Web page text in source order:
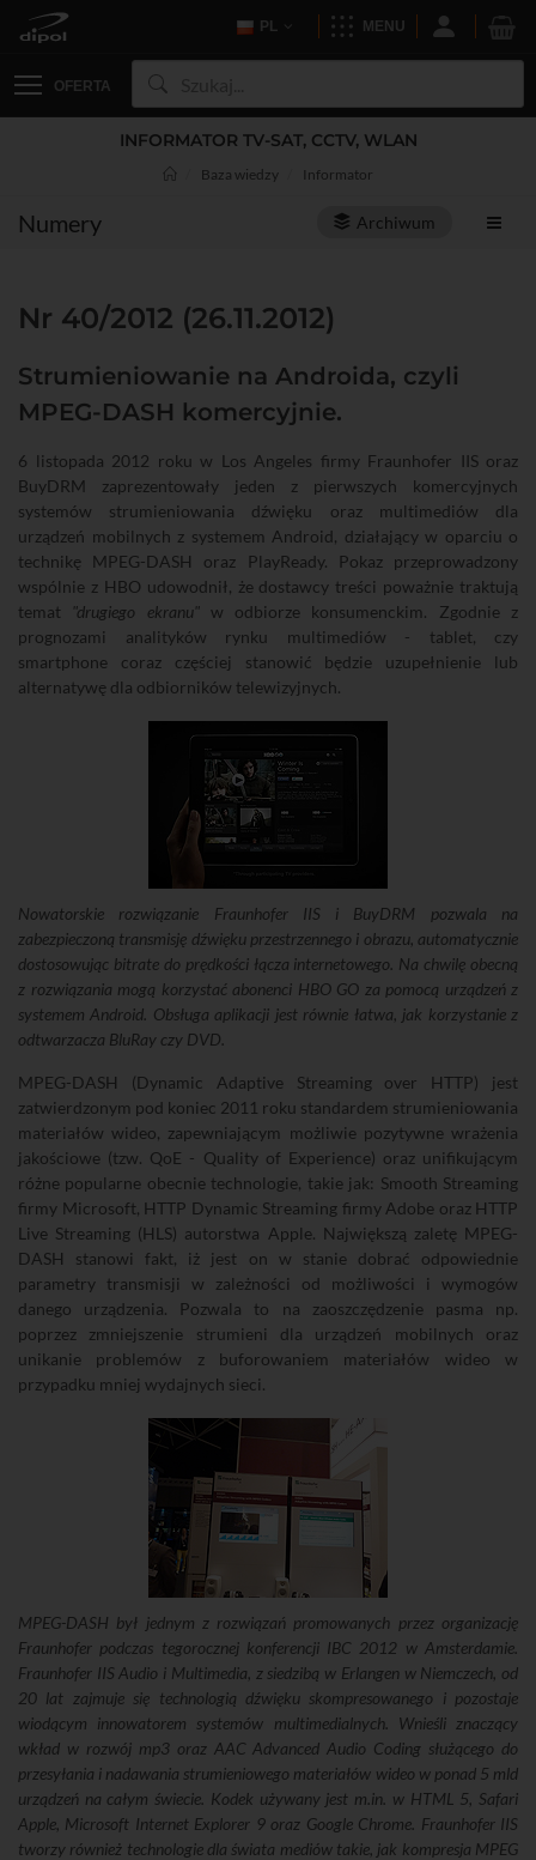
PL MENU
OFERTA
INFORMATOR TV-SAT, CCTV, WLAN
Baza wiedzy Informator
Numery Archiwum
Nr 40/2012 (26.11.2012)
Strumieniowanie na Androida, czyli
MPEG-DASH komercyjnie.
6 listopada 2012 roku w Los Angeles firmy Fraunhofer IIS oraz
BuyDRM zaprezentowały jeden z pierwszych komercyjnych
systemów strumieniowania dźwięku oraz multimediów dla
urządzeń mobilnych z systemem Android, działający w oparciu o
technikę MPEG-DASH oraz PlayReady. Pokaz przeprowadzony
wspólnie z HBO udowodnił, że dostawcy treści poważnie traktują
temat
"drugiego ekranu"w odbiorze konsumenckim. Zgodnie z
prognozami analityków rynku multimediów - tablet, czy
smartphone coraz częściej stanowić będzie uzupełnienie lub
alternatywę dla odbiorników telewizyjnych.
Nowatorskie rozwiązanie Fraunhofer IIS i BuyDRM pozwala na
zabezpieczoną transmisję dźwięku przestrzennego i obrazu, automatycznie
dostosowując bitrate do prędkości łącza internetowego. Na chwilę obecną
z rozwiązania mogą korzystać abonenci HBO GO za pomocą urządzeń z
systemem Android. Obsługa aplikacji jest równie łatwa, jak korzystanie z
odtwarzacza BluRay czy DVD.
MPEG-DASH (Dynamic Adaptive Streaming over HTTP) jest
zatwierdzonym pod koniec 2011 roku standardem strumieniowania
materiałów wideo, zapewniającym możliwie pozytywne wrażenia
jakościowe (tzw. QoE - Quality of Experience) oraz unifikującym
różne popularne obecnie technologie, takie jak: Smooth Streaming
firmy Microsoft, HTTP Dynamic Streaming firmy Adobe oraz HTTP
Live Streaming (HLS) autorstwa Apple. Największą zaletę MPEG-
DASH stanowi fakt, iż jest on w stanie dobrać odpowiednie
parametry transmisji w zależności od możliwości i wymogów
danego urządzenia. Pozwala to na zaoszczędzenie pasma np.
poprzez zmniejszenie strumieni dla urządzeń mobilnych oraz
unikanie problemów z buforowaniem materiałów wideo w
przypadku mniej wydajnych sieci.
MPEG-DASH był jednym z rozwiązań promowanych przez organizację
Fraunhofer podczas tegorocznej konferencji IBC 2012 w Amsterdamie.
Fraunhofer IIS Audio i Multimedia, z siedzibą w Erlangen w Niemczech, od
20 lat zajmuje się technologią dźwięku skompresowanego i pozostaje
wiodącym innowatorem systemów multimedialnych. Wnieśli znaczący
wkład w rozwój mp3 oraz AAC Advanced Audio Coding służącego do
przesyłania i nadawania strumieniowego materiałów wideo w ponad 5 mld
urządzeń na całym świecie. Kodek używany jest m.in. w HTML 5, Safari
Apple, Microsoft Internet Explorer 9 oraz Google Chrome. Fraunhofer IIS
tworzy również technologie dla świata mediów takie, jak kompresja MPEG